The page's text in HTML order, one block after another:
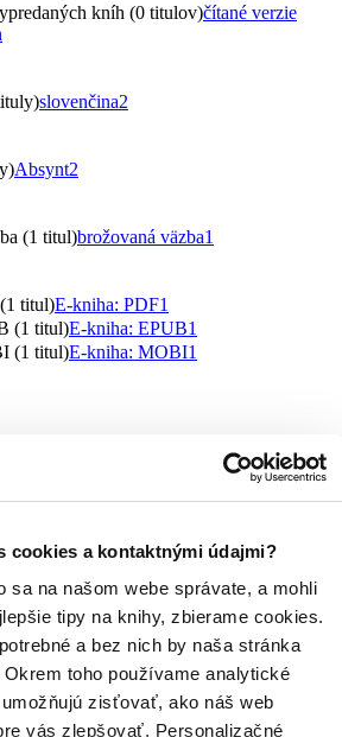
cookies a kontaktnými údajmi?
sa na našom webe správate, a mohli
tipy na knihy, zbierame cookies.
a bez nich by naša stránka
toho používame analytické
zisťovať, ako náš web
vás zlepšovať. Personalizačné
kníh (0 titulov)čítané verzie
slovenčina2
Absynt2
(1 titul)brožovaná väzba1
titul)E-kniha: PDF1
(1 titul)E-kniha: EPUB1
(1 titul)E-kniha: MOBI1